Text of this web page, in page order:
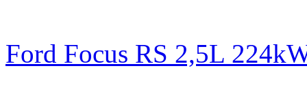
Ford Focus RS 2,5L